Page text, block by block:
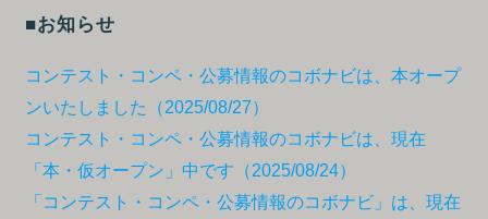
■お知らせ
コンテスト・コンペ・公募情報のコボナビは、本オープ
ンいたしました（2025/08/27）
コンテスト・コンペ・公募情報のコボナビは、現在
「本・仮オープン」中です（2025/08/24）
「コンテスト・コンペ・公募情報のコボナビ」は、現在